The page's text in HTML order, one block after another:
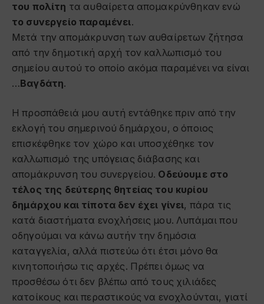
του πολίτη τα αυθαίρετα απομακρύνθηκαν ενώ
το συνεργείο παραμένει.
Μετά την απομάκρυνση των αυθαίρετων ζήτησα
από την δημοτική αρχή τον καλλωπισμό του
σημείου αυτού το οποίο ακόμα παραμένει να είναι
…Βαγδάτη.
Η προσπάθειά μου αυτή εντάθηκε πριν από την
εκλογή του σημερινού δημάρχου, ο όποιος
επισκέφθηκε τον χώρο και υποσχέθηκε τον
καλλωπισμό της υπόγειας διάβασης και
απομάκρυνση του συνεργείου. Οδεύουμε στο
τέλος της δεύτερης θητείας του κυρίου
δημάρχου και τίποτα δεν έχει γίνει, πάρα τις
κατά διαστήματα ενοχλήσεις μου. Λυπάμαι που
οδηγούμαι να κάνω αυτήν την δημόσια
καταγγελία, αλλά πιστεύω ότι έτσι μόνο θα
κινητοποιήσω τις αρχές. Πρέπει όμως να
προσθέσω ότι δεν βλέπω από τους χιλιάδες
κατοίκους και περαστικούς να ενοχλούνται, γιατί